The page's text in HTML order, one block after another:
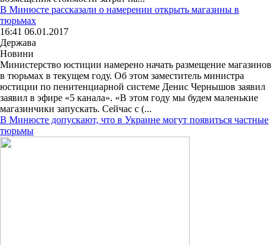
В Минюсте рассказали о намерении открыть магазины в
тюрьмах
16:41 06.01.2017
Держава
Новини
Министерство юстиции намерено начать размещение магазинов
в тюрьмах в текущем году. Об этом заместитель министра
юстиции по пенитенциарной системе Денис Чернышов заявил
заявил в эфире «5 канала». «В этом году мы будем маленькие
магазинчики запускать. Сейчас с (...
В Минюсте допускают, что в Украине могут появиться частные
тюрьмы